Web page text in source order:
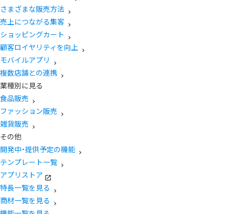
さまざまな販売方法
売上につながる集客
ショッピングカート
顧客ロイヤリティを向上
モバイルアプリ
複数店舗との連携
業種別に見る
食品販売
ファッション販売
雑貨販売
その他
開発中・提供予定の機能
テンプレート一覧
アプリストア
特長一覧を見る
商材一覧を見る